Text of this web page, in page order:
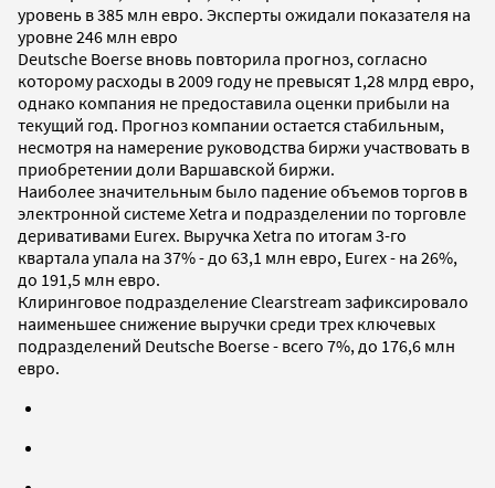
уровень в 385 млн евро. Эксперты ожидали показателя на
уровне 246 млн евро
Deutsche Boerse вновь повторила прогноз, согласно
которому расходы в 2009 году не превысят 1,28 млрд евро,
однако компания не предоставила оценки прибыли на
текущий год. Прогноз компании остается стабильным,
несмотря на намерение руководства биржи участвовать в
приобретении доли Варшавской биржи.
Наиболее значительным было падение объемов торгов в
электронной системе Xetra и подразделении по торговле
деривативами Eurex. Выручка Xetra по итогам 3-го
квартала упала на 37% - до 63,1 млн евро, Eurex - на 26%,
до 191,5 млн евро.
Клиринговое подразделение Clearstream зафиксировало
наименьшее снижение выручки среди трех ключевых
подразделений Deutsche Boerse - всего 7%, до 176,6 млн
евро.